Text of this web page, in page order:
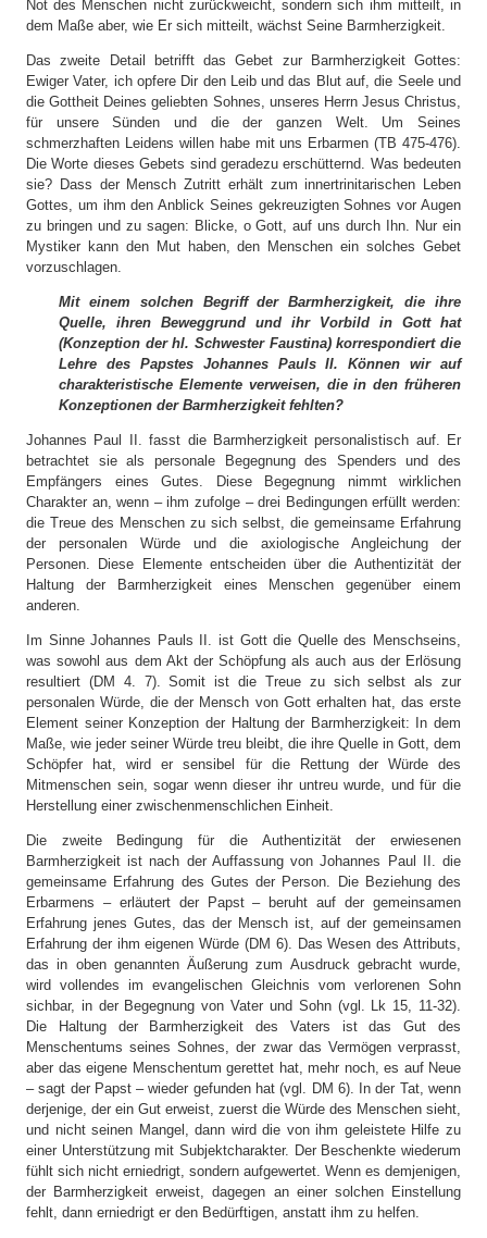
Not des Menschen nicht zurückweicht, sondern sich ihm mitteilt, in
dem Maße aber, wie Er sich mitteilt, wächst Seine Barmherzigkeit.
Das zweite Detail betrifft das Gebet zur Barmherzigkeit Gottes:
Ewiger Vater, ich opfere Dir den Leib und das Blut auf, die Seele und
die Gottheit Deines geliebten Sohnes, unseres Herrn Jesus Christus,
für unsere Sünden und die der ganzen Welt. Um Seines
schmerzhaften Leidens willen habe mit uns Erbarmen (TB 475-476).
Die Worte dieses Gebets sind geradezu erschütternd. Was bedeuten
sie? Dass der Mensch Zutritt erhält zum innertrinitarischen Leben
Gottes, um ihm den Anblick Seines gekreuzigten Sohnes vor Augen
zu bringen und zu sagen: Blicke, o Gott, auf uns durch Ihn. Nur ein
Mystiker kann den Mut haben, den Menschen ein solches Gebet
vorzuschlagen.
Mit einem solchen Begriff der Barmherzigkeit, die ihre
Quelle, ihren Beweggrund und ihr Vorbild in Gott hat
(Konzeption der hl. Schwester Faustina) korrespondiert die
Lehre des Papstes Johannes Pauls II. Können wir auf
charakteristische Elemente verweisen, die in den früheren
Konzeptionen der Barmherzigkeit fehlten?
Johannes Paul II. fasst die Barmherzigkeit personalistisch auf. Er
betrachtet sie als personale Begegnung des Spenders und des
Empfängers eines Gutes. Diese Begegnung nimmt wirklichen
Charakter an, wenn – ihm zufolge – drei Bedingungen erfüllt werden:
die Treue des Menschen zu sich selbst, die gemeinsame Erfahrung
der personalen Würde und die axiologische Angleichung der
Personen. Diese Elemente entscheiden über die Authentizität der
Haltung der Barmherzigkeit eines Menschen gegenüber einem
anderen.
Im Sinne Johannes Pauls II. ist Gott die Quelle des Menschseins,
was sowohl aus dem Akt der Schöpfung als auch aus der Erlösung
resultiert (DM 4. 7). Somit ist die Treue zu sich selbst als zur
personalen Würde, die der Mensch von Gott erhalten hat, das erste
Element seiner Konzeption der Haltung der Barmherzigkeit: In dem
Maße, wie jeder seiner Würde treu bleibt, die ihre Quelle in Gott, dem
Schöpfer hat, wird er sensibel für die Rettung der Würde des
Mitmenschen sein, sogar wenn dieser ihr untreu wurde, und für die
Herstellung einer zwischenmenschlichen Einheit.
Die zweite Bedingung für die Authentizität der erwiesenen
Barmherzigkeit ist nach der Auffassung von Johannes Paul II. die
gemeinsame Erfahrung des Gutes der Person. Die Beziehung des
Erbarmens – erläutert der Papst – beruht auf der gemeinsamen
Erfahrung jenes Gutes, das der Mensch ist, auf der gemeinsamen
Erfahrung der ihm eigenen Würde (DM 6). Das Wesen des Attributs,
das in oben genannten Äußerung zum Ausdruck gebracht wurde,
wird vollendes im evangelischen Gleichnis vom verlorenen Sohn
sichbar, in der Begegnung von Vater und Sohn (vgl. Lk 15, 11-32).
Die Haltung der Barmherzigkeit des Vaters ist das Gut des
Menschentums seines Sohnes, der zwar das Vermögen verprasst,
aber das eigene Menschentum gerettet hat, mehr noch, es auf Neue
– sagt der Papst – wieder gefunden hat (vgl. DM 6). In der Tat, wenn
derjenige, der ein Gut erweist, zuerst die Würde des Menschen sieht,
und nicht seinen Mangel, dann wird die von ihm geleistete Hilfe zu
einer Unterstützung mit Subjektcharakter. Der Beschenkte wiederum
fühlt sich nicht erniedrigt, sondern aufgewertet. Wenn es demjenigen,
der Barmherzigkeit erweist, dagegen an einer solchen Einstellung
fehlt, dann erniedrigt er den Bedürftigen, anstatt ihm zu helfen.